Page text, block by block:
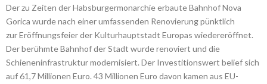
Der zu Zeiten der Habsburgermonarchie erbaute Bahnhof Nova
Gorica wurde nach einer umfassenden Renovierung pünktlich
zur Eröffnungsfeier der Kulturhauptstadt Europas wiedereröffnet.
Der berühmte Bahnhof der Stadt wurde renoviert und die
Schieneninfrastruktur modernisiert. Der Investitionswert belief sich
auf 61,7 Millionen Euro. 43 Millionen Euro davon kamen aus EU-